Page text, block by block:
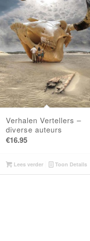
Verhalen Vertellers –
diverse auteurs
€16.95
Lees verder Toon Details